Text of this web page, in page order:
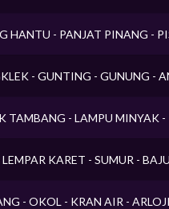
HANTU - PANJAT PINANG -
- GUNTING - GUNUNG -
TAMBANG - LAMPU MINYAK
KARET - SUMUR -
- OKOL - KRAN AIR -